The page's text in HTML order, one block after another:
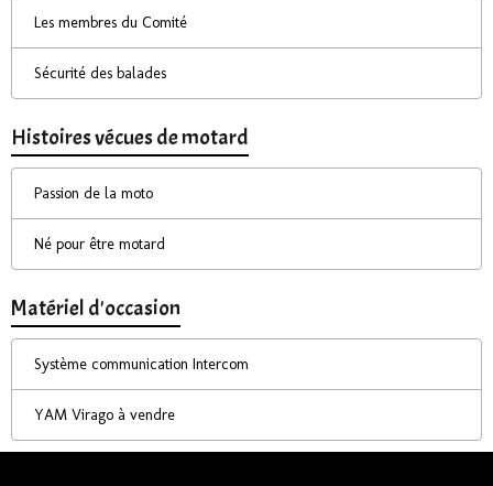
Les membres du Comité
Sécurité des balades
Histoires vécues de motard
Passion de la moto
Né pour être motard
Matériel d'occasion
Système communication Intercom
YAM Virago à vendre